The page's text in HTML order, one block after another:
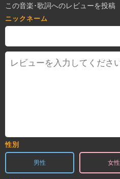
この音楽･歌詞へのレビューを投稿
ニックネーム
性別
男性 女性